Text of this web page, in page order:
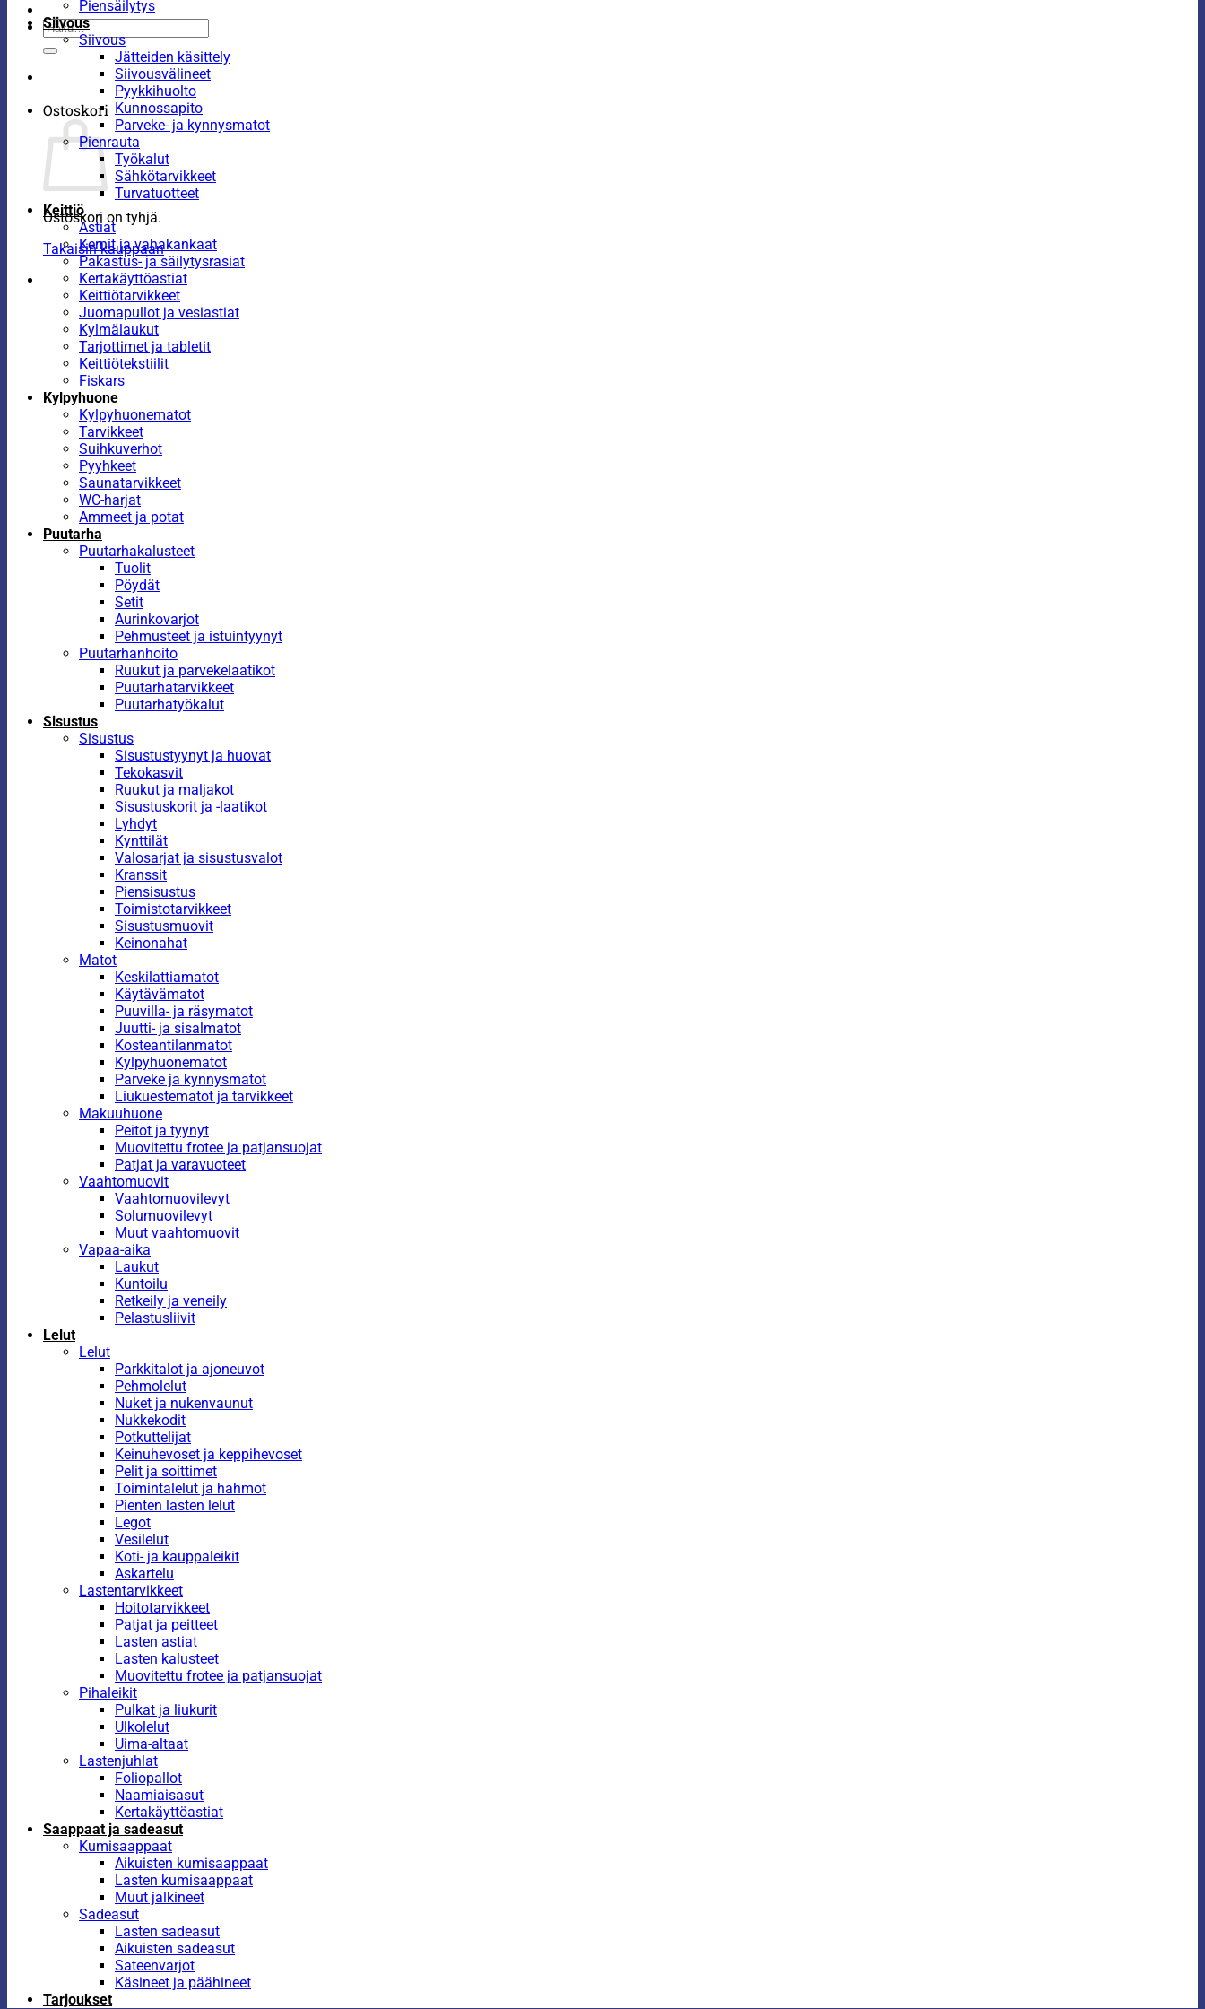
Etsi:
Ostoskori
Ostoskori on tyhjä.
Takaisin kauppaan
Piensäilytys
Siivous
Siivous
Jätteiden käsittely
Siivousvälineet
Pyykkihuolto
Kunnossapito
Parveke- ja kynnysmatot
Pienrauta
Työkalut
Sähkötarvikkeet
Turvatuotteet
Keittiö
Astiat
Kernit ja vahakankaat
Pakastus- ja säilytysrasiat
Kertakäyttöastiat
Keittiötarvikkeet
Juomapullot ja vesiastiat
Kylmälaukut
Tarjottimet ja tabletit
Keittiötekstiilit
Fiskars
Kylpyhuone
Kylpyhuonematot
Tarvikkeet
Suihkuverhot
Pyyhkeet
Saunatarvikkeet
WC-harjat
Ammeet ja potat
Puutarha
Puutarhakalusteet
Tuolit
Pöydät
Setit
Aurinkovarjot
Pehmusteet ja istuintyynyt
Puutarhanhoito
Ruukut ja parvekelaatikot
Puutarhatarvikkeet
Puutarhatyökalut
Sisustus
Sisustus
Sisustustyynyt ja huovat
Tekokasvit
Ruukut ja maljakot
Sisustuskorit ja -laatikot
Lyhdyt
Kynttilät
Valosarjat ja sisustusvalot
Kranssit
Piensisustus
Toimistotarvikkeet
Sisustusmuovit
Keinonahat
Matot
Keskilattiamatot
Käytävämatot
Puuvilla- ja räsymatot
Juutti- ja sisalmatot
Kosteantilanmatot
Kylpyhuonematot
Parveke ja kynnysmatot
Liukuestematot ja tarvikkeet
Makuuhuone
Peitot ja tyynyt
Muovitettu frotee ja patjansuojat
Patjat ja varavuoteet
Vaahtomuovit
Vaahtomuovilevyt
Solumuovilevyt
Muut vaahtomuovit
Vapaa-aika
Laukut
Kuntoilu
Retkeily ja veneily
Pelastusliivit
Lelut
Lelut
Parkkitalot ja ajoneuvot
Pehmolelut
Nuket ja nukenvaunut
Nukkekodit
Potkuttelijat
Keinuhevoset ja keppihevoset
Pelit ja soittimet
Toimintalelut ja hahmot
Pienten lasten lelut
Legot
Vesilelut
Koti- ja kauppaleikit
Askartelu
Lastentarvikkeet
Hoitotarvikkeet
Patjat ja peitteet
Lasten astiat
Lasten kalusteet
Muovitettu frotee ja patjansuojat
Pihaleikit
Pulkat ja liukurit
Ulkolelut
Uima-altaat
Lastenjuhlat
Foliopallot
Naamiaisasut
Kertakäyttöastiat
Saappaat ja sadeasut
Kumisaappaat
Aikuisten kumisaappaat
Lasten kumisaappaat
Muut jalkineet
Sadeasut
Lasten sadeasut
Aikuisten sadeasut
Sateenvarjot
Käsineet ja päähineet
Tarjoukset